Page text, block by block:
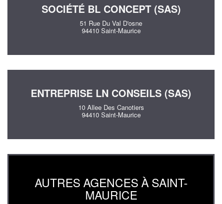
SOCIÉTÉ BL CONCEPT (SAS)
51 Rue Du Val D'osne
94410 Saint-Maurice
ENTREPRISE LN CONSEILS (SAS)
10 Allee Des Canotiers
94410 Saint-Maurice
AUTRES AGENCES À SAINT-
MAURICE